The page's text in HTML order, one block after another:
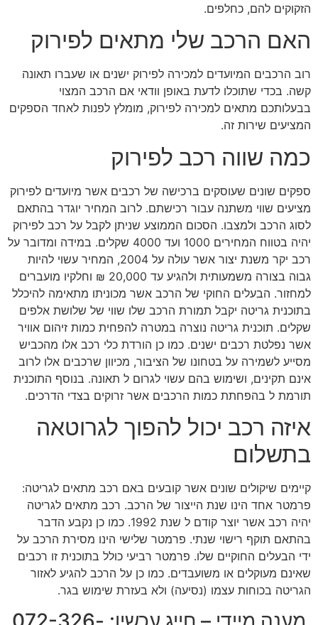
הזקוקים להם, כחלפים.
האם הרכב שלי מתאים לפירוק
רוב הרכבים המיועדים למכירה לפירוק ישנים או שעברו תאונה
קשה. בכדי שתוכלו לדעת באופן וודאי אם הרכב המצוי
בבעלותכם מתאים למכירה לפירוק, מומלץ לפנות לאחד הספקים
המציעים שירות זה.
כמה שווה רכב לפירוק
ספקים שונים שעוסקים ברכישה של רכבים אשר מיועדים לפירוק
מציעים שווי משתנה עבור רכישתם. לרוב המחיר יוגדר בהתאם
לסוג הרכב ולמצבו. הסכום הממוצע שניתן לקבל על רכב לפירוק
יהיה בטווח המחירים 1000 ועד 4000 שקלים. במידה ומדובר על
רכב יקר משנת יצור אשר עולה על 2004, המחיר עשוי להיות
גבוה בצורה משמעותית ולהגיע עד 20,000 ₪ וחלקיו מועברים
למחזור. הבעלים החוקי של הרכב אשר מכוניתו מתאימה להיכלל
בתוכנית גריטה יקבל תמורת הרכב שלו שווי של שלושת אלפים
שקלים. תוכנית גריטה נוצרה במטרה להפחית כמות זיהום אוויר
אשר נפלטת רכבים ישנים. כמו כן הורדת כלי רכב אלו מהכביש
מסייע לשמירה על בטחונו של הציבור, מכיוון שרכבים אלו לרוב
אינם תקינים, ושימוש בהם עשוי לגרום ל תאונה. בנוסף התוכנית
תורמת ל בהפחתת כמות הרכבים אשר זרוקים בצדי הדרכים.
איזה רכב יכול להפוך לגרוטאה
בתשלום
קיימים שיקולים שונים אשר קובעים באם רכב מתאים לגריטה:
פרמטר אחד הינו שנת הייצור של הרכב. רכב מתאים לגריטה
יהיה רכב אשר יוצר קודם ל שנת 1992. כמו כן נקבע הדבר
בהתאם תוקף רישוי שנתי. פרמטר שלישי הינו מסירת הרכב על
ידי הבעלים החוקיים שלו. פרמטר רביעי כולל בתוכנית זו רכבים
שאינם מעוקלים או משועבדים. כמו כן על הרכב להגיע לאזור
הגריטה בכוחות עצמו (נסיעה) ולא בעזרת שימוש בגר.